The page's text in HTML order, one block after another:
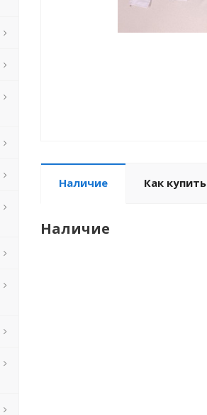
Наличие Как купить
Наличие